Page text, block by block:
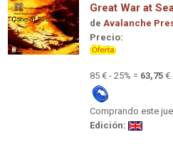
Great War at
de Avalanche
Precio:
85 € - 25% = 63,75 €
Comprando este
Edición: